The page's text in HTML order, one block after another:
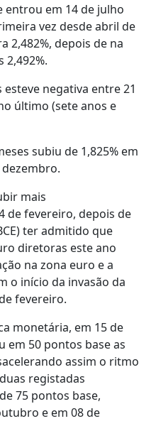
entrou em 14 de julho
vez desde abril de
2,482%, depois de na
2,492%.
negativa entre 21
último (sete anos e
subiu de 1,825% em
mais
de fevereiro, depois de
ter admitido que
diretoras este ano
na zona euro e a
o início da invasão da
fevereiro.
monetária, em 15 de
em 50 pontos base as
assim o ritmo
registadas
75 pontos base,
e em 08 de